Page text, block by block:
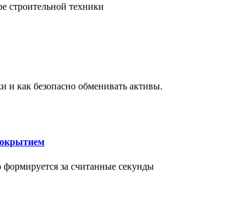
строительной техники
и как безопасно обменивать активы.
за считанные секунды